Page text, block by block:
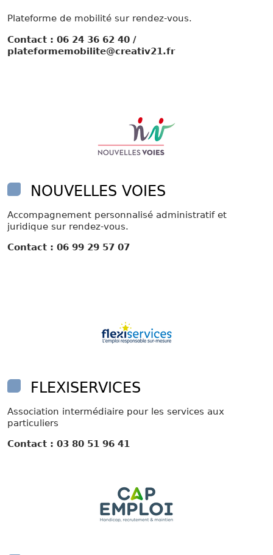
Plateforme de mobilité sur rendez-vous.
Contact : 06 24 36 62 40 /
plateformemobilite@creativ21.fr
NOUVELLES VOIES
Accompagnement personnalisé administratif et
juridique sur rendez-vous.
Contact : 06 99 29 57 07
FLEXISERVICES
Association intermédiaire pour les services aux
particuliers
Contact : 03 80 51 96 41